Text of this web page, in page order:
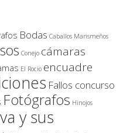
Bodas Caballos Marismeños
Conejo cámaras
El Rocio encuadre
Fallos concurso
Fotógrafos Hinojos
y sus